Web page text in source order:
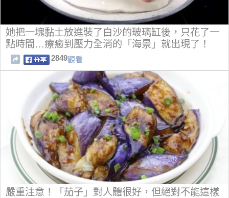
她把一塊黏土放進裝了白沙的玻璃缸後，只花了一
點時間…療癒到壓力全消的「海景」就出現了！
2849觀看
嚴重注意！「茄子」對人體很好，但絕對不能這樣